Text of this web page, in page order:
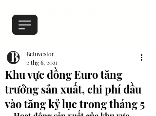
Khu vực đồng Euro tăng
trưởng sản xuất, chi phí đầu
vào tăng kỷ lục trong tháng 5
BeInvestor
2 thg 6, 2021